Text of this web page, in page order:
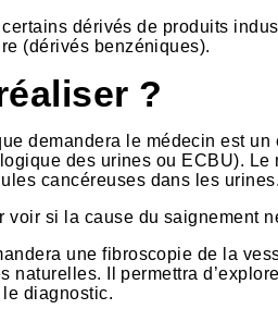
dérivés de produits
(dérivés benzéniques).
?
demandera le médecin est un
des urines ou ECBU). Le
cancéreuses dans les urines.
si la cause du saignement
une fibroscopie de la
naturelles. Il permettra
diagnostic.